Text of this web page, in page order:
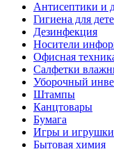
Антисептики и
Гигиена для
Дезинфекция
Носители
Офисная
Салфетки
Уборочный
Штампы
Канцтовары
Бумага
Игры и игрушки
Бытовая химия